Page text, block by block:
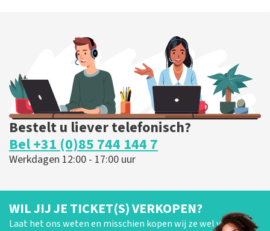
BESTEL NU
Bestelt u liever telefonisch?
Bel +31 (0)85 744 144 7
Werkdagen 12:00 - 17:00 uur
WIL JIJ JE TICKET(S) VERKOPEN?
Laat het ons weten en misschien kopen wij ze wel van je!